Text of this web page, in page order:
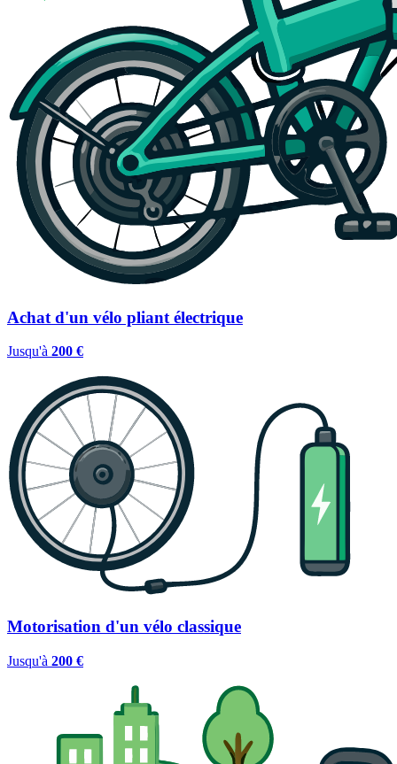
Achat d'un vélo pliant électrique
Jusqu'à 200 €
Motorisation d'un vélo classique
Jusqu'à 200 €